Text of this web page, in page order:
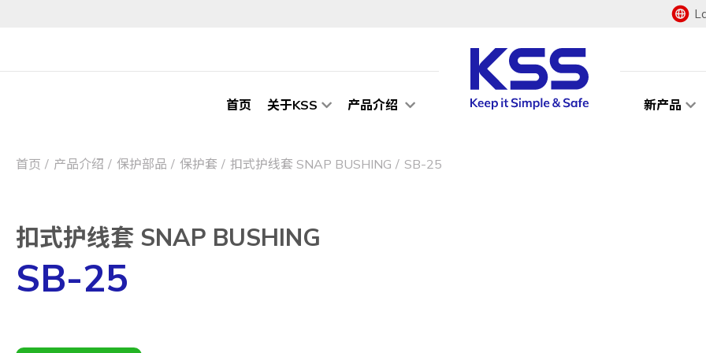
首页 关于KSS 产品介绍 新产品
首页 产品介绍 保护部品 保护套 扣式护线套 SNAP BUSHING SB-25
扣式护线套 SNAP BUSHING
SB-25